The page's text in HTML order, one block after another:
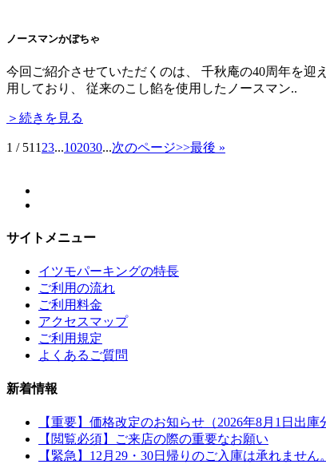
ノースマンかぼちゃ
今回ご紹介させていただくのは、 千秋庵の40周年を
用しており、 従来のこし餡を使用したノースマン..
＞続きを見る
1 / 51 1 23...102030...次のページ>>最後 »
サイトメニュー
イツモパーキングの特長
ご利用の流れ
ご利用料金
アクセスマップ
ご利用規定
よくあるご質問
新着情報
【重要】価格改定のお知らせ（2026年8月1日出庫
【閲覧必須】ご来店の際の重要なお願い
【緊急】12月29・30日帰りのご入庫は承れません。